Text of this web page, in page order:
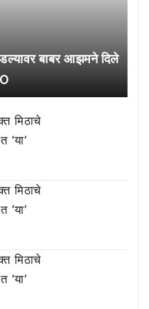
बाबर आझमने दिले
मिठाचे
‘या’
मिठाचे
‘या’
मिठाचे
‘या’